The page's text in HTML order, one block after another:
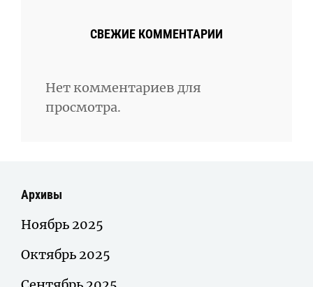
СВЕЖИЕ КОММЕНТАРИИ
Нет комментариев для
просмотра.
Архивы
Ноябрь 2025
Октябрь 2025